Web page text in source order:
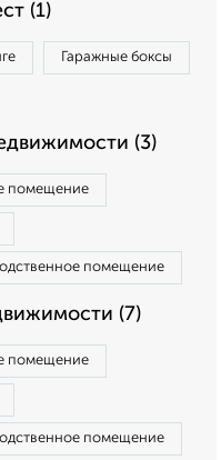
(1)
Гаражные боксы
(3)
помещение
помещение
(7)
помещение
помещение